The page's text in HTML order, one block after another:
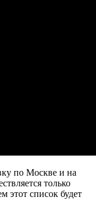
по Москве и на
только
список будет